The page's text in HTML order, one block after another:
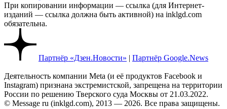
При копировании информации — ссылка (для Интернет-
изданий — ссылка должна быть активной) на inklgd.com
обязательна.
Партнёр «Дзен.Новости» | Партнёр Google.News
Деятельность компании Meta (и её продуктов Facebook и
Instagram) признана экстремистской, запрещена на территории
России по решению Тверского суда Москвы от 21.03.2022.
© Message ru (inklgd.com), 2013 — 2026. Все права защищены.